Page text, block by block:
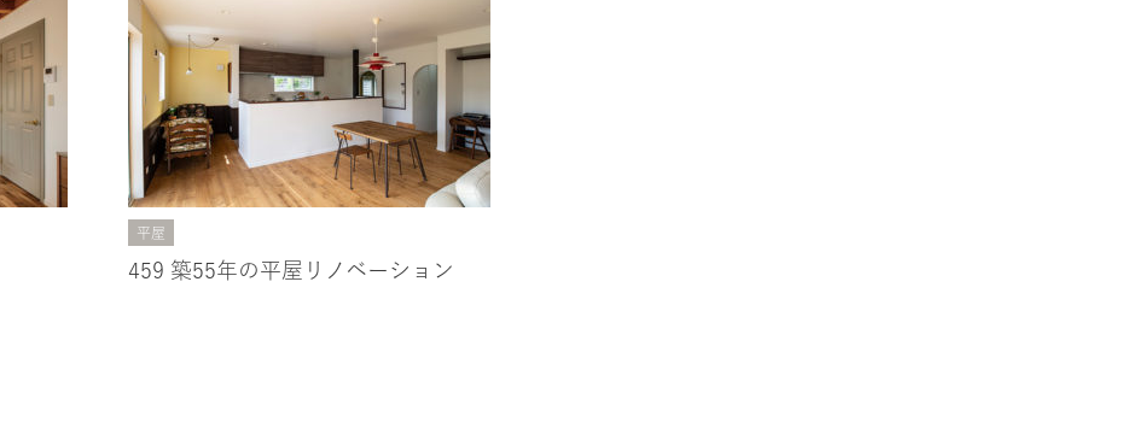
平屋
459 築55年の平屋リノベーション